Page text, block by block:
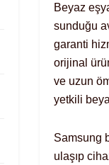
Beyaz
sunduğu
garanti
orijinal
ve uzun
yetkili
Samsung
ulaşıp